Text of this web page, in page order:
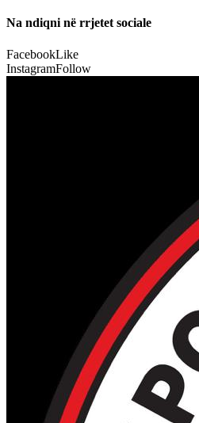
Na ndiqni në rrjetet sociale
FacebookLike
InstagramFollow